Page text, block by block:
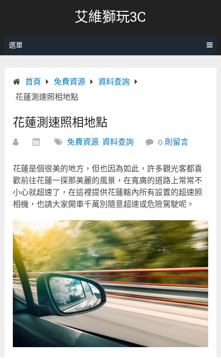
艾維獅玩3C
選單
首頁 免費資源
資料查詢
花蓮測速照相地點
花蓮測速照相地點
免費資源,資料查詢 0 則留言
花蓮是個很美的地方，但也因為如此，許多觀光客都喜
歡前往花蓮一探那美麗的風景，在寬廣的道路上常常不
小心就超速了，在這裡提供花蓮轄內所有設置的超速照
相機，也請大家開車千萬別隨意超速或危險駕駛呢。